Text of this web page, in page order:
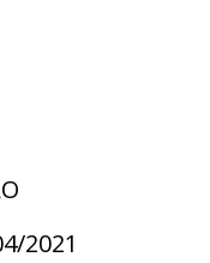
2021